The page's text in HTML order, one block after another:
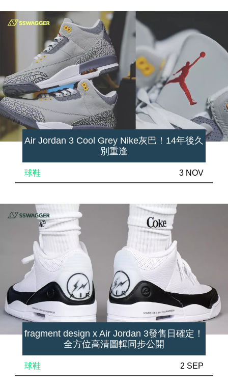
Air Jordan 3 Cool Grey Nike灰巴！14年後久
別重逢
球鞋 3 NOV
fragment design x Air Jordan 3發售日確定！
全方位高清圖輯同步公開
球鞋 2 SEP